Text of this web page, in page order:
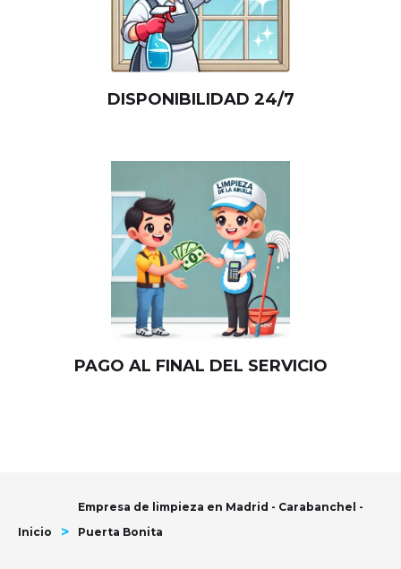
DISPONIBILIDAD 24/7
PAGO AL FINAL DEL SERVICIO
Inicio >
Empresa de limpieza en Madrid - Carabanchel -
Puerta Bonita